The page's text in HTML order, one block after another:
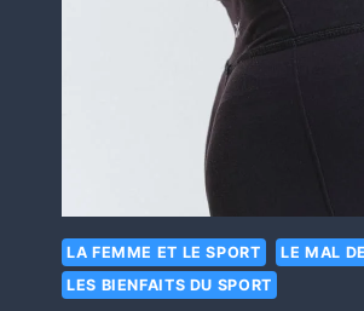
LA FEMME ET LE SPORT
LE MAL
LES BIENFAITS DU SPORT